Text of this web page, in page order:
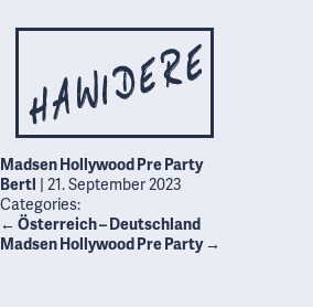
Madsen Hollywood Pre Party
Bertl | 21. September 2023
Categories:
← Österreich – Deutschland
Madsen Hollywood Pre Party→